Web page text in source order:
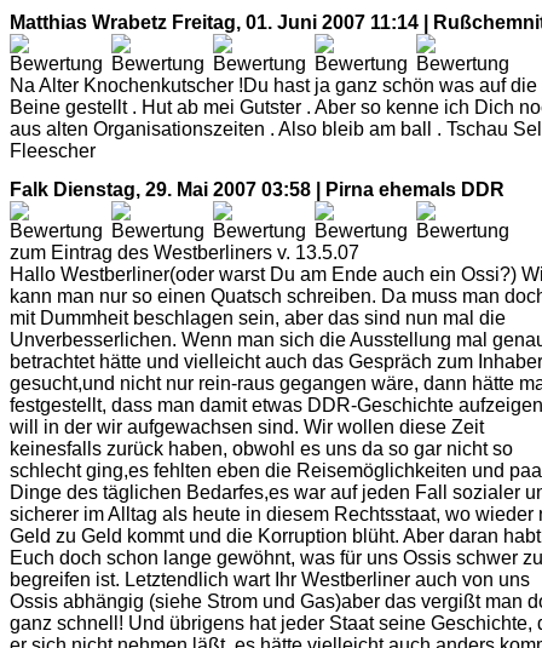
Matthias Wrabetz Freitag, 01. Juni 2007 11:14 |
Na Alter Knochenkutscher !Du hast ja ganz schön was auf die
Beine gestellt . Hut ab mei Gutster . Aber so kenne ich Dich
aus alten Organisationszeiten . Also bleib am ball . Tschau
Fleescher
Falk Dienstag, 29. Mai 2007 03:58 | Pirna ehemals DDR
zum Eintrag des Westberliners v. 13.5.07
Hallo Westberliner(oder warst Du am Ende auch ein Ossi?)
kann man nur so einen Quatsch schreiben. Da muss man
mit Dummheit beschlagen sein, aber das sind nun mal die
Unverbesserlichen. Wenn man sich die Ausstellung mal
betrachtet hätte und vielleicht auch das Gespräch zum Inhaber
gesucht,und nicht nur rein-raus gegangen wäre, dann hätte
festgestellt, dass man damit etwas DDR-Geschichte aufzeigen
will in der wir aufgewachsen sind. Wir wollen diese Zeit
keinesfalls zurück haben, obwohl es uns da so gar nicht so
schlecht ging,es fehlten eben die Reisemöglichkeiten und
Dinge des täglichen Bedarfes,es war auf jeden Fall sozialer
sicherer im Alltag als heute in diesem Rechtsstaat, wo wieder
Geld zu Geld kommt und die Korruption blüht. Aber daran
Euch doch schon lange gewöhnt, was für uns Ossis schwer zu
begreifen ist. Letztendlich wart Ihr Westberliner auch von uns
Ossis abhängig (siehe Strom und Gas)aber das vergißt man
ganz schnell! Und übrigens hat jeder Staat seine Geschichte,